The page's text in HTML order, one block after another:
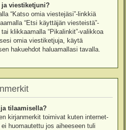
viestiketjuni?
“Katso omia viestejäsi”-linkkiä
“Etsi käyttäjän viesteistä”-
klikkaamalla “Pikalinkit”-valikkoa
omia viestiketjuja, käytä
hakuehdot haluamallasi tavalla.
tilaamisella?
kirjanmerkit toimivat kuten internet-
huomautettu jos aiheeseen tuli